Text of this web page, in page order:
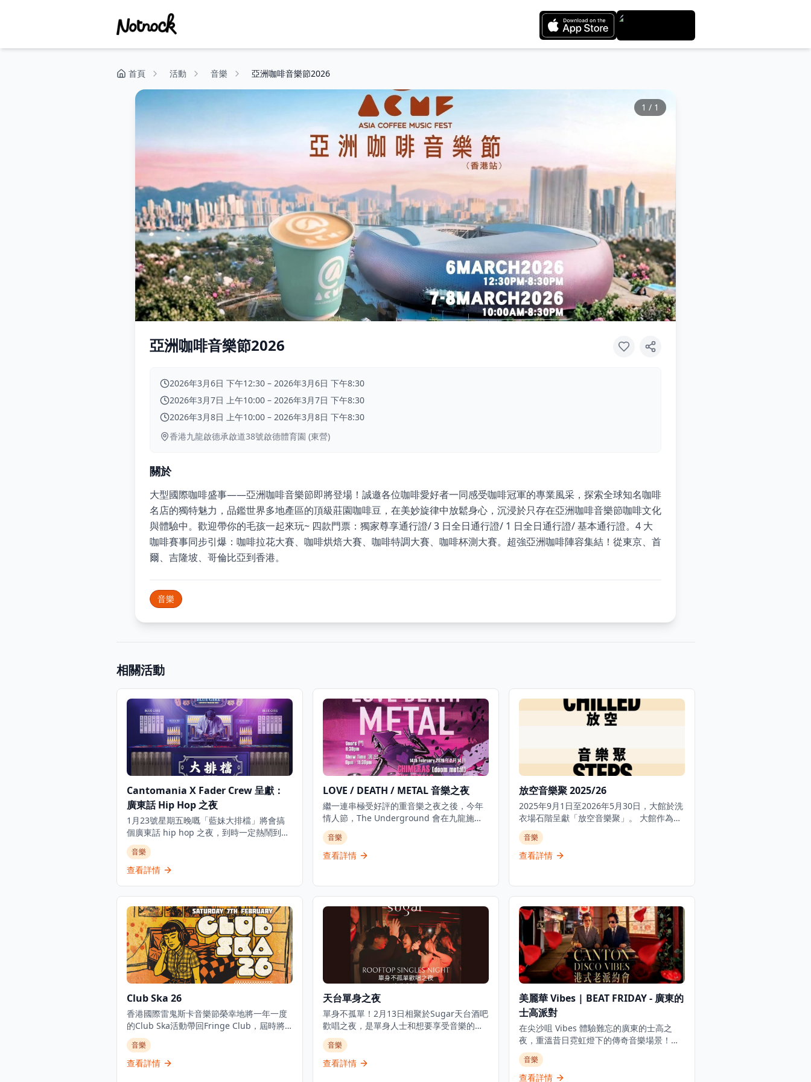
首頁 活動 音樂 亞洲咖啡音樂節2026
1 / 1
亞洲咖啡音樂節2026
2026年3月6日 下午12:30 – 2026年3月6日 下午8:30
2026年3月7日 上午10:00 – 2026年3月7日 下午8:30
2026年3月8日 上午10:00 – 2026年3月8日 下午8:30
香港九龍啟德承啟道38號啟德體育園 (東營)
關於
大型國際咖啡盛事——亞洲咖啡音樂節即將登場！誠邀各位咖啡愛好者一同感受咖啡冠軍的專業風采，探索全球知名咖啡
名店的獨特魅力，品鑑世界多地產區的頂級莊園咖啡豆，在美妙旋律中放鬆身心，沉浸於只存在亞洲咖啡音樂節咖啡文化
與體驗中。歡迎帶你的毛孩一起來玩~ 四款門票：獨家尊享通行證/ 3 日全日通行證/ 1 日全日通行證/ 基本通行證。4 大
咖啡賽事同步引爆：咖啡拉花大賽、咖啡烘焙大賽、咖啡特調大賽、咖啡杯測大賽。超強亞洲咖啡陣容集結！從東京、首
爾、吉隆坡、哥倫比亞到香港。
音樂
相關活動
Cantomania X Fader Crew 呈獻：
廣東話 Hip Hop 之夜
1月23號星期五晚嘅「藍妹大排檔」將會搞
個廣東話 hip hop 之夜，到時一定熱鬧到
爆！當晚7點開始，一隊隊本地 hip hop DJ
輪流轟炸，播盡全港最正嘅廣東 rap、R&B
同 hip hop 音樂。 呢個為時3小時嘅活動只
音樂
查看詳情
LOVE / DEATH / METAL 音樂之夜
繼一連串極受好評的重音樂之夜之後，今年
情人節，The Underground 會在九龍施展
一個關於「愛與死」的黑暗魔咒，為重金屬
音樂愛好者帶來難忘的音樂體驗。無論你是
因為愛而心動，還是為情所傷，今次音樂之
這是一個獨特的音樂活動，適合重金屬音樂
愛好者、想要體驗不同音樂風格的情侶，或
是尋找刺激音樂體驗的朋友。無論是想要釋
放壓力，還是享受重金屬音樂的獨特魅力，
LOVE / DEATH / METAL 音樂之夜都能提供
難忘的夜晚。
音樂
查看詳情
放空音樂聚 2025/26
2025年9月1日至2026年5月30日，大館於洗
衣場石階呈獻「放空音樂聚」。 大館作為充
滿活力且凝聚大眾的空間，致力建立兼容創
意、多元與連結社群的文化平台，透過為新
晉及獨立創作人搭建舞台，推動創新敘事與
25/26季度，這個雙系列節目將以全新的策展
方向與陣容亮相，讓不同類別的電影放映與
現場演出百花齊放、交織共鳴。 自2021年開
始，「放空音樂聚」實現其藝術願景，創造
了一個零距離的舞台，呈現從古典、爵士、
流行到世界音樂等不同風格的現場表演。節
目由獨立音樂人和製作人擔任策劃，鼓勵他
們以獨特的視角呈現香港音樂行業的多元面
貌。踏入2025年9月，節目將開拓並涵蓋獨
立音樂、爵士樂、音樂劇、民謠及氛圍音樂
等更廣闊的音樂領域。樂手亦會在演出之餘
帶來個人分享，讓觀眾真切感受不同音樂風
格的演變歷程。 本季節目將於2025年9月5
日至7日由「奏響未來」揭開序幕，由資深策
音樂
查看詳情
Club Ska 26
香港國際雷鬼斯卡音樂節榮幸地將一年一度
的Club Ska活動帶回Fringe Club，屆時將
呈現熱辣的斯卡、動感的雷鬼和搖擺的搖滾
樂，為音樂愛好者帶來難忘的音樂體驗。來
自台灣的Skaraoke樂團將再次登台，亞洲最
音樂
查看詳情
天台單身之夜
單身不孤單！2月13日相聚於Sugar天台酒吧
歡唱之夜，是單身人士和想要享受音樂的朋
友的理想活動。唱盡經典療傷情歌，觸動心
弦，讓你在音樂中找到共鳴和慰藉。活動搭
配香港經典電影主題雞尾酒與亞洲風味小
音樂
查看詳情
美麗華 Vibes | BEAT FRIDAY - 廣東的
士高派對
在尖沙咀 Vibes 體驗難忘的廣東的士高之
夜，重溫昔日霓虹燈下的傳奇音樂場景！香
港標誌性 DJ 組合 Beat Friday（INK 和
Ballshing）將混音播放80、90年代懷舊粵
語流行曲和廣東迪斯可金曲。門票包含3杯
音樂
查看詳情